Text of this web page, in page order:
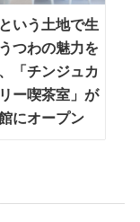
いう土地で生
つわの魅力を
「チンジュカ
ー喫茶室」が
にオープン